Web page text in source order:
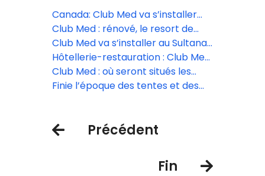
Canada: Club Med va s’installer
sur les pentes du Mont-Tremblant
Club Med : rénové, le resort de
Vittel Ermitage rouvre ses portes
Club Med va s’installer au Sultanat
d’Oman
Hôtellerie-restauration : Club Med
recrute
Club Med : où seront situés les
nouveaux resorts ?
Finie l’époque des tentes et des
Précédent
Fin